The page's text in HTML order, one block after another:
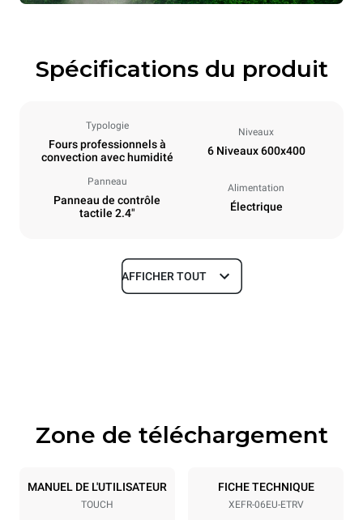
Spécifications du produit
Typologie
Fours professionnels à
convection avec humidité
Niveaux
6 Niveaux 600x400
Panneau
Panneau de contrôle
tactile 2.4"
Alimentation
Électrique
Dimensions
Caractéristiques de la plaque
6 600x400
Espace entre les plaques
AFFICHER TOUT
Zone de téléchargement
MANUEL DE L'UTILISATEUR
TOUCH
FICHE TECHNIQUE
XEFR-06EU-ETRV